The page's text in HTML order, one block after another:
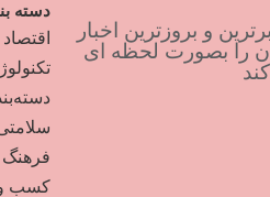
و بروزترین اخبار
را بصورت لحظه ای
دسته
اقتصاد
فرهنگ
کسب و